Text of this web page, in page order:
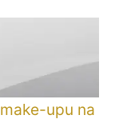
upu na